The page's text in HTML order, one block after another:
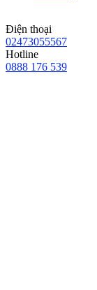
Điện thoại
02473055567
Hotline
0888 176 539